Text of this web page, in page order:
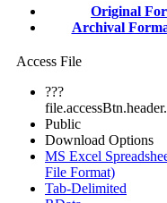
Original
Archival
Access File
???
Public
Download Options
MS Excel
File Format)
Tab-Delimited